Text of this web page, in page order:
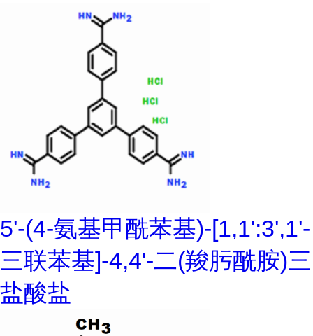
5'-(4-氨基甲酰苯基)-[1,1':3',1'-
三联苯基]-4,4'-二(羧肟酰胺)三
盐酸盐